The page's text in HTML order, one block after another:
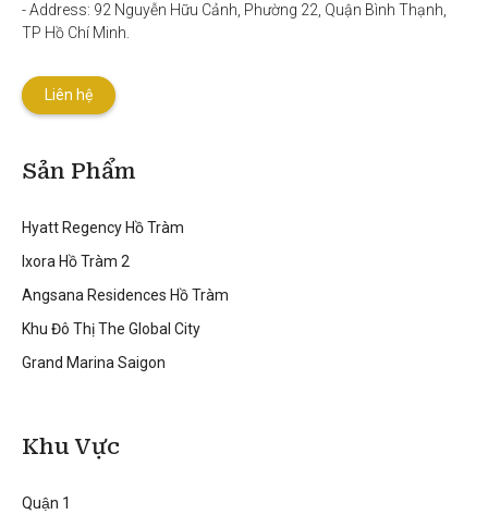
- Address: 92 Nguyễn Hữu Cảnh, Phường 22, Quận Bình Thạnh,
TP Hồ Chí Minh.
Liên hệ
Sản Phẩm
Hyatt Regency Hồ Tràm
Ixora Hồ Tràm 2
Angsana Residences Hồ Tràm
Khu Đô Thị The Global City
Grand Marina Saigon
Khu Vực
Quận 1